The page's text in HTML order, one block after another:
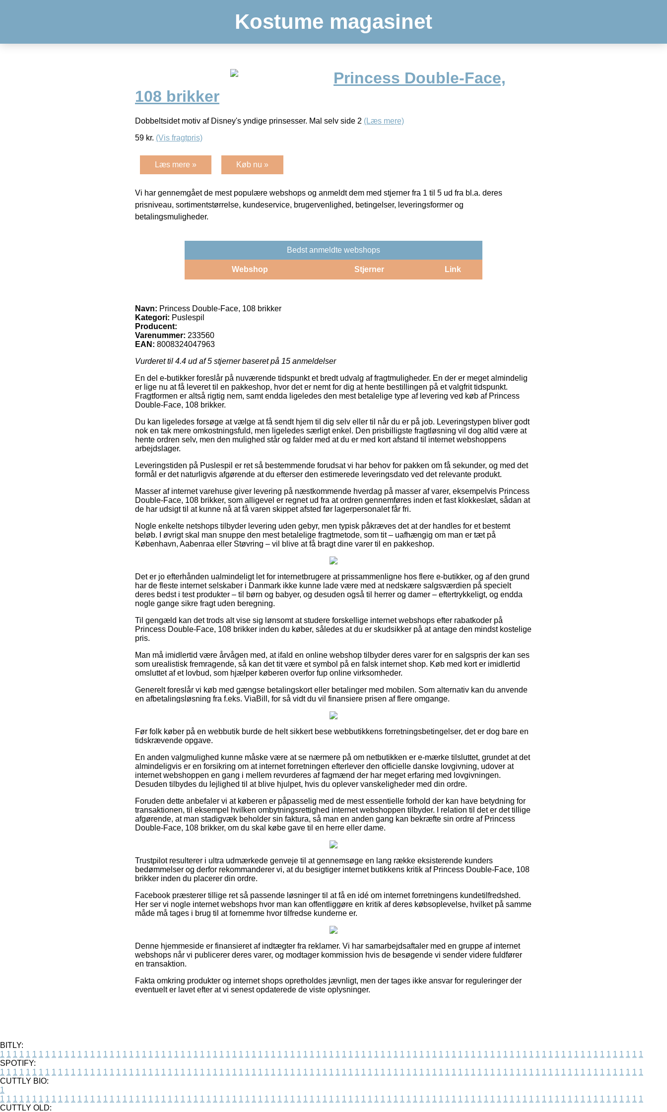
Kostume magasinet
Princess Double-Face,
108 brikker
Dobbeltsidet motiv af Disney's yndige prinsesser. Mal selv side 2 (Læs mere)
59 kr. (Vis fragtpris)
Læs mere » Køb nu »
Vi har gennemgået de mest populære webshops og anmeldt dem med stjerner fra 1 til 5 ud fra bl.a. deres
prisniveau, sortimentstørrelse, kundeservice, brugervenlighed, betingelser, leveringsformer og
betalingsmuligheder.
Bedst anmeldte webshops
Webshop Stjerner Link
Navn: Princess Double-Face, 108 brikker
Kategori: Puslespil
Producent:
Varenummer: 233560
EAN: 8008324047963
Vurderet til 4.4 ud af 5 stjerner baseret på 15 anmeldelser
En del e-butikker foreslår på nuværende tidspunkt et bredt udvalg af fragtmuligheder. En der er meget almindelig
er lige nu at få leveret til en pakkeshop, hvor det er nemt for dig at hente bestillingen på et valgfrit tidspunkt.
Fragtformen er altså rigtig nem, samt endda ligeledes den mest betalelige type af levering ved køb af Princess
Double-Face, 108 brikker.
Du kan ligeledes forsøge at vælge at få sendt hjem til dig selv eller til når du er på job. Leveringstypen bliver godt
nok en tak mere omkostningsfuld, men ligeledes særligt enkel. Den prisbilligste fragtløsning vil dog altid være at
hente ordren selv, men den mulighed står og falder med at du er med kort afstand til internet webshoppens
arbejdslager.
Leveringstiden på Puslespil er ret så bestemmende forudsat vi har behov for pakken om få sekunder, og med det
formål er det naturligvis afgørende at du efterser den estimerede leveringsdato ved det relevante produkt.
Masser af internet varehuse giver levering på næstkommende hverdag på masser af varer, eksempelvis Princess
Double-Face, 108 brikker, som alligevel er regnet ud fra at ordren gennemføres inden et fast klokkeslæt, sådan at
de har udsigt til at kunne nå at få varen skippet afsted før lagerpersonalet får fri.
Nogle enkelte netshops tilbyder levering uden gebyr, men typisk påkræves det at der handles for et bestemt
beløb. I øvrigt skal man snuppe den mest betalelige fragtmetode, som tit – uafhængig om man er tæt på
København, Aabenraa eller Støvring – vil blive at få bragt dine varer til en pakkeshop.
Det er jo efterhånden ualmindeligt let for internetbrugere at prissammenligne hos flere e-butikker, og af den grund
har de fleste internet selskaber i Danmark ikke kunne lade være med at nedskære salgsværdien på specielt
deres bedst i test produkter – til børn og babyer, og desuden også til herrer og damer – eftertrykkeligt, og endda
nogle gange sikre fragt uden beregning.
Til gengæld kan det trods alt vise sig lønsomt at studere forskellige internet webshops efter rabatkoder på
Princess Double-Face, 108 brikker inden du køber, således at du er skudsikker på at antage den mindst kostelige
pris.
Man må imidlertid være årvågen med, at ifald en online webshop tilbyder deres varer for en salgspris der kan ses
som urealistisk fremragende, så kan det tit være et symbol på en falsk internet shop. Køb med kort er imidlertid
omsluttet af et lovbud, som hjælper køberen overfor fup online virksomheder.
Generelt foreslår vi køb med gængse betalingskort eller betalinger med mobilen. Som alternativ kan du anvende
en afbetalingsløsning fra f.eks. ViaBill, for så vidt du vil finansiere prisen af flere omgange.
Før folk køber på en webbutik burde de helt sikkert bese webbutikkens forretningsbetingelser, det er dog bare en
tidskrævende opgave.
En anden valgmulighed kunne måske være at se nærmere på om netbutikken er e-mærke tilsluttet, grundet at det
almindeligvis er en forsikring om at internet forretningen efterlever den officielle danske lovgivning, udover at
internet webshoppen en gang i mellem revurderes af fagmænd der har meget erfaring med lovgivningen.
Desuden tilbydes du lejlighed til at blive hjulpet, hvis du oplever vanskeligheder med din ordre.
Foruden dette anbefaler vi at køberen er påpasselig med de mest essentielle forhold der kan have betydning for
transaktionen, til eksempel hvilken ombytningsrettighed internet webshoppen tilbyder. I relation til det er det tillige
afgørende, at man stadigvæk beholder sin faktura, så man en anden gang kan bekræfte sin ordre af Princess
Double-Face, 108 brikker, om du skal købe gave til en herre eller dame.
Trustpilot resulterer i ultra udmærkede genveje til at gennemsøge en lang række eksisterende kunders
bedømmelser og derfor rekommanderer vi, at du besigtiger internet butikkens kritik af Princess Double-Face, 108
brikker inden du placerer din ordre.
Facebook præsterer tillige ret så passende løsninger til at få en idé om internet forretningens kundetilfredshed.
Her ser vi nogle internet webshops hvor man kan offentliggøre en kritik af deres købsoplevelse, hvilket på samme
måde må tages i brug til at fornemme hvor tilfredse kunderne er.
Denne hjemmeside er finansieret af indtægter fra reklamer. Vi har samarbejdsaftaler med en gruppe af internet
webshops når vi publicerer deres varer, og modtager kommission hvis de besøgende vi sender videre fuldfører
en transaktion.
Fakta omkring produkter og internet shops opretholdes jævnligt, men der tages ikke ansvar for reguleringer der
eventuelt er lavet efter at vi senest opdaterede de viste oplysninger.
BITLY:
1 1 1 1 1 1 1 1 1 1 1 1 1 1 1 1 1 1 1 1 1 1 1 1 1 1 1 1 1 1 1 1 1 1 1 1 1 1 1 1 1 1 1 1 1 1 1 1 1 1 1 1 1 1 1 1 1 1 1 1 1 1 1 1 1 1 1 1 1 1 1 1 1 1 1 1 1 1 1 1 1 1 1 1 1 1 1 1 1 1 1 1 1 1 1 1 1 1 1 1
SPOTIFY:
1 1 1 1 1 1 1 1 1 1 1 1 1 1 1 1 1 1 1 1 1 1 1 1 1 1 1 1 1 1 1 1 1 1 1 1 1 1 1 1 1 1 1 1 1 1 1 1 1 1 1 1 1 1 1 1 1 1 1 1 1 1 1 1 1 1 1 1 1 1 1 1 1 1 1 1 1 1 1 1 1 1 1 1 1 1 1 1 1 1 1 1 1 1 1 1 1 1 1 1
CUTTLY BIO:
1
1 1 1 1 1 1 1 1 1 1 1 1 1 1 1 1 1 1 1 1 1 1 1 1 1 1 1 1 1 1 1 1 1 1 1 1 1 1 1 1 1 1 1 1 1 1 1 1 1 1 1 1 1 1 1 1 1 1 1 1 1 1 1 1 1 1 1 1 1 1 1 1 1 1 1 1 1 1 1 1 1 1 1 1 1 1 1 1 1 1 1 1 1 1 1 1 1 1 1 1
CUTTLY OLD: